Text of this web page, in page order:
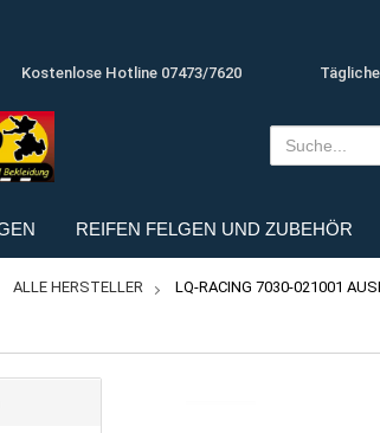
Kostenlose Hotline 07473/7620
REIFEN FELGEN UND ZUBEHÖR
ALLE HERSTELLER LQ-RACING 7030-021001